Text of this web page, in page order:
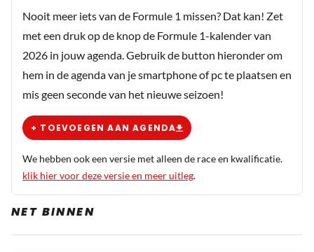
Nooit meer iets van de Formule 1 missen? Dat kan! Zet
met een druk op de knop de Formule 1-kalender van
2026 in jouw agenda. Gebruik de button hieronder om
hem in de agenda van je smartphone of pc te plaatsen en
mis geen seconde van het nieuwe seizoen!
+ TOEVOEGEN AAN AGENDA
We hebben ook een versie met alleen de race en kwalificatie.
klik hier voor deze versie en meer uitleg.
NET BINNEN